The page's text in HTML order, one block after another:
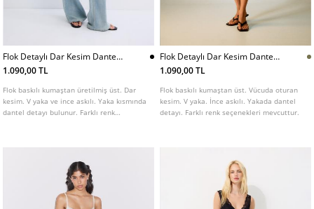
Flok Detaylı Dar Kesim Dantel
Bluz
1.090,00 TL
Flok baskılı kumaştan üretilmiş üst. Dar
kesim. V yaka ve ince askılı. Yaka kısmında
dantel detayı bulunur. Farklı renk
Flok Detaylı Dar Kesim Dantel
Bluz
1.090,00 TL
Flok baskılı kumaştan üst. Vücuda oturan
kesim. V yaka. İnce askılı. Yakada dantel
detayı. Farklı renk seçenekleri mevcuttur.